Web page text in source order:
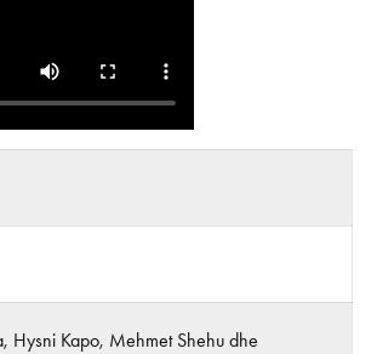
Hysni Kapo, Mehmet Shehu dhe